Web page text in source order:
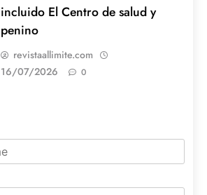
incluido El Centro de salud y
penino
revistaallimite.com
16/07/2026
0